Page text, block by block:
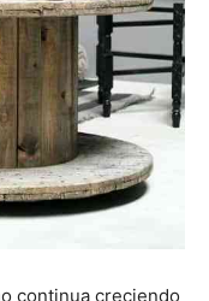
continua creciendo